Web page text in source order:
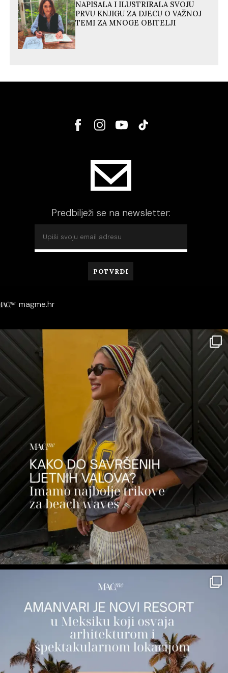
NAPISALA I ILUSTRIRALA SVOJU
PRVU KNJIGU ZA DJECU O VAŽNOJ
TEMI ZA MNOGE OBITELJI
Predbilježi se na newsletter:
magme.hr